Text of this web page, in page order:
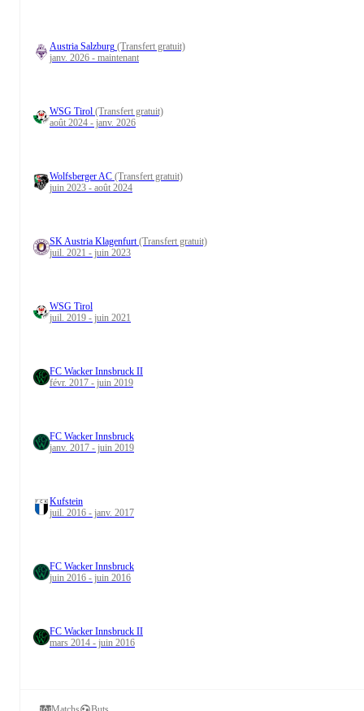
Austria Salzburg (Transfert gratuit)
janv. 2026 - maintenant
WSG Tirol (Transfert gratuit)
août 2024 - janv. 2026
Wolfsberger AC (Transfert gratuit)
juin 2023 - août 2024
SK Austria Klagenfurt(Transfert gratuit)
juil. 2021 - juin 2023
WSG Tirol
juil. 2019 - juin 2021
FC Wacker Innsbruck II
févr. 2017 - juin 2019
FC Wacker Innsbruck
janv. 2017 - juin 2019
Kufstein
juil. 2016 - janv. 2017
FC Wacker Innsbruck
juin 2016 - juin 2016
FC Wacker Innsbruck II
mars 2014 - juin 2016